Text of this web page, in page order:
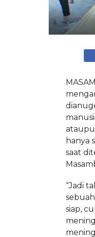
hanya
saat
“Jadi
siap,